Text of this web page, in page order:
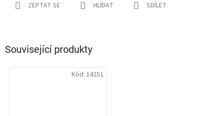
ZEPTAT SE HLÍDAT SDÍLET
Související produkty
Kód: 14251